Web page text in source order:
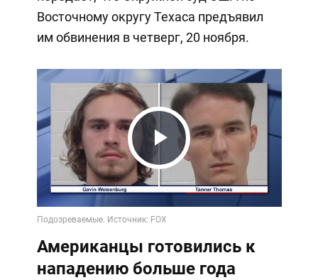
Восточному округу Техаса предъявил
им обвинения в четверг, 20 ноября.
Play
Video
Американцы готовились к
нападению больше года